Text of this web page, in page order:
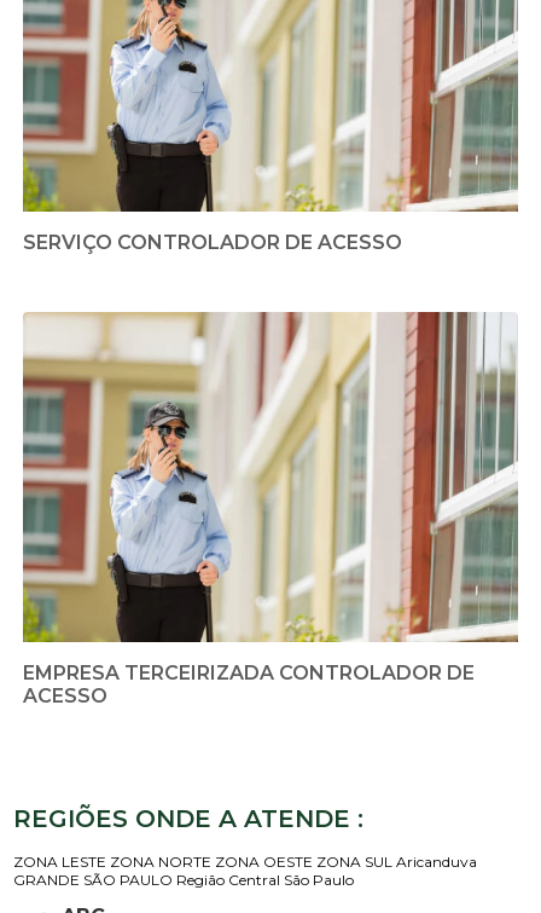
SERVIÇO CONTROLADOR DE ACESSO
EMPRESA TERCEIRIZADA CONTROLADOR DE
ACESSO
REGIÕES ONDE A ATENDE :
ZONA LESTE ZONA NORTE ZONA OESTE ZONA SUL Aricanduva
GRANDE SÃO PAULO Região Central São Paulo